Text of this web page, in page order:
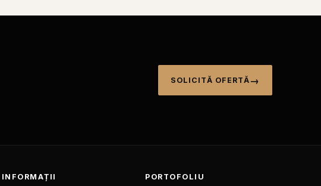
SOLICITĂ OFERTĂ
INFORMAȚII PORTOFOLIU